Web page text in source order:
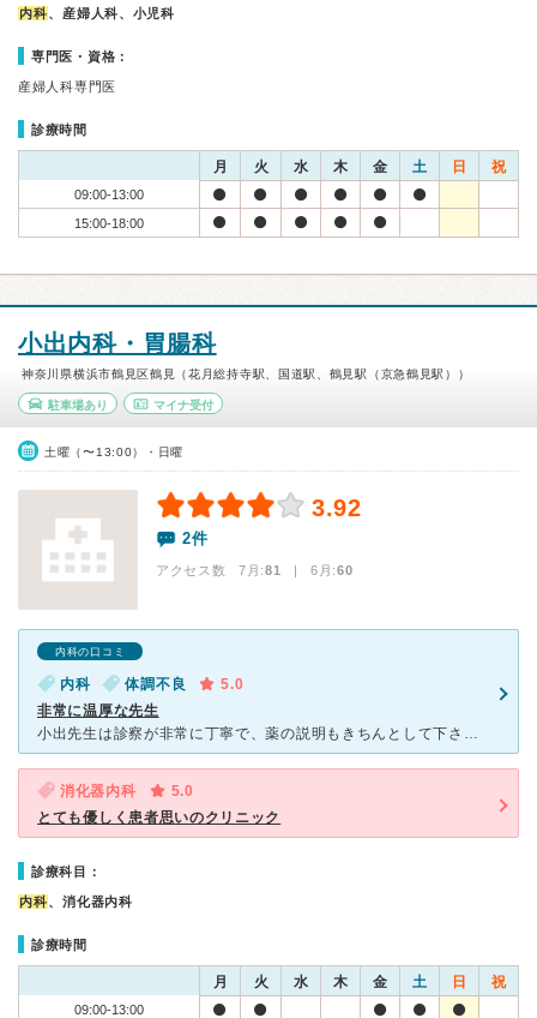
内科、産婦人科、小児科
専門医・資格：
産婦人科専門医
診療時間
月 火 水 木 金 土 日 祝
09:00-13:00
15:00-18:00
小出内科・胃腸科
神奈川県横浜市鶴見区鶴見（花月総持寺駅、国道駅、鶴見駅（京急鶴見駅））
駐車場あり マイナ受付
土曜（〜13:00）・日曜
3.92
2件
アクセス数 7月:81 | 6月:60
内科の口コミ
内科 体調不良
5.0
非常に温厚な先生
小出先生は診察が非常に丁寧で、薬の説明もきちんとして下さいます。本当に信頼できるお医者さまです。 からだの不調に対する触診もきちんとして下さいます。 それゆえに、待合室はいつも込み合っておりますが
消化器内科
5.0
とても優しく患者思いのクリニック
診療科目：
内科、消化器内科
診療時間
月 火 水 木 金 土 日 祝
09:00-13:00